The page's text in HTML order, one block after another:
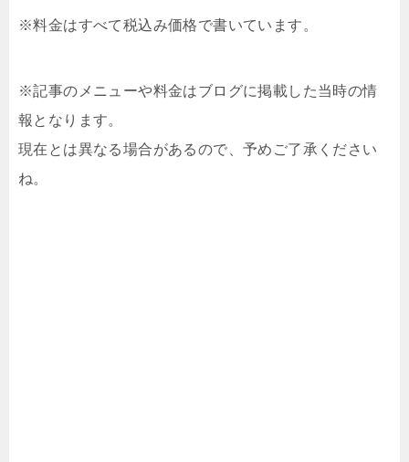
※料金はすべて税込み価格で書いています。
※記事のメニューや料金はブログに掲載した当時の情
報となります。
現在とは異なる場合があるので、予めご了承ください
ね。